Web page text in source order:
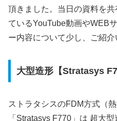
頂きました。当日の資料を
ているYouTube動画やWEB
ー内容について少し、ご紹介
大型造形【Stratasys
ストラタシスのFDM方式（
「Stratasys F770」は 超大